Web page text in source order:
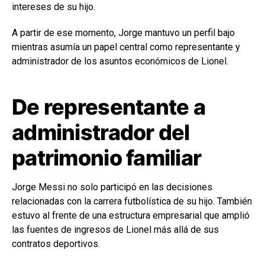
intereses de su hijo.
A partir de ese momento, Jorge mantuvo un perfil bajo
mientras asumía un papel central como representante y
administrador de los asuntos económicos de Lionel.
De representante a
administrador del
patrimonio familiar
Jorge Messi no solo participó en las decisiones
relacionadas con la carrera futbolística de su hijo. También
estuvo al frente de una estructura empresarial que amplió
las fuentes de ingresos de Lionel más allá de sus
contratos deportivos.